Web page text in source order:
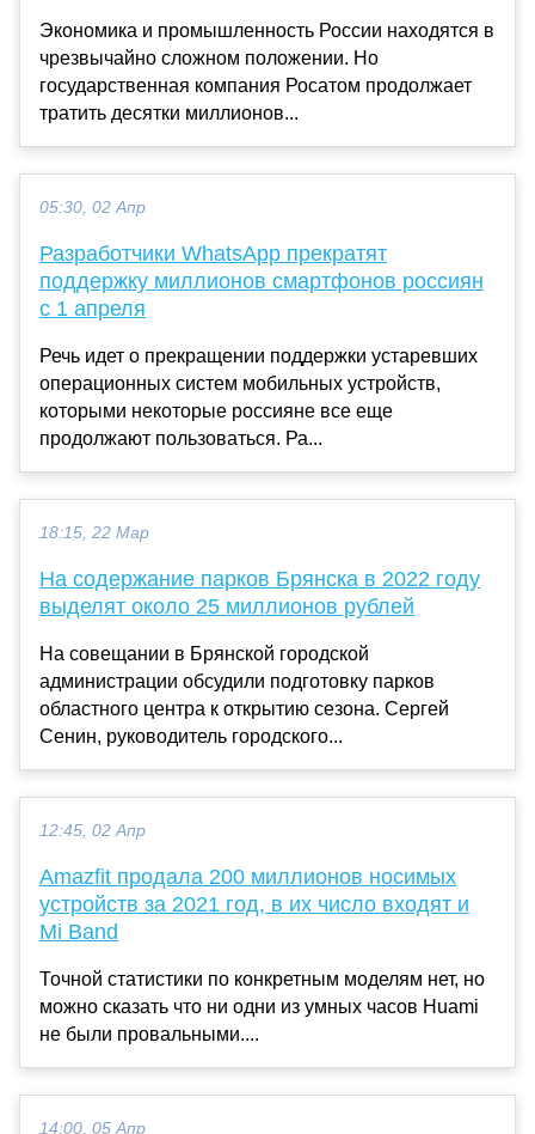
Экономика и промышленность России находятся в
чрезвычайно сложном положении. Но
государственная компания Росатом продолжает
тратить десятки миллионов...
05:30, 02 Апр
Разработчики WhatsApp прекратят
поддержку миллионов смартфонов россиян
с 1 апреля
Речь идет о прекращении поддержки устаревших
операционных систем мобильных устройств,
которыми некоторые россияне все еще
продолжают пользоваться. Ра...
18:15, 22 Мар
На содержание парков Брянска в 2022 году
выделят около 25 миллионов рублей
На совещании в Брянской городской
администрации обсудили подготовку парков
областного центра к открытию сезона. Сергей
Сенин, руководитель городского...
12:45, 02 Апр
Amazfit продала 200 миллионов носимых
устройств за 2021 год, в их число входят и
Mi Band
Точной статистики по конкретным моделям нет, но
можно сказать что ни одни из умных часов Huami
не были провальными....
14:00, 05 Апр